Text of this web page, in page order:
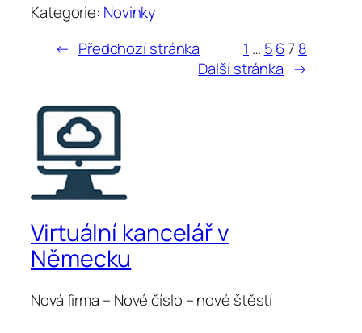
Kategorie: Novinky
← Předchozí stránka 1 … 5678
Další stránka →
Virtuální kancelář v
Německu
Nová firma – Nové číslo – nové štěstí